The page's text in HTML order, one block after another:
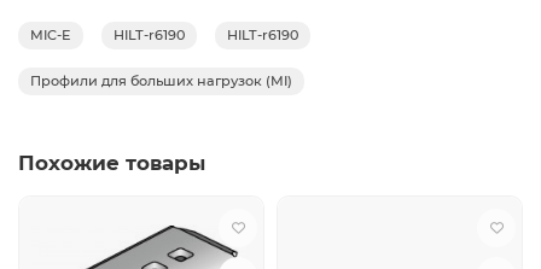
MIC-E HILT-r6190 HILT-r6190
Профили для больших нагрузок (MI)
Похожие товары